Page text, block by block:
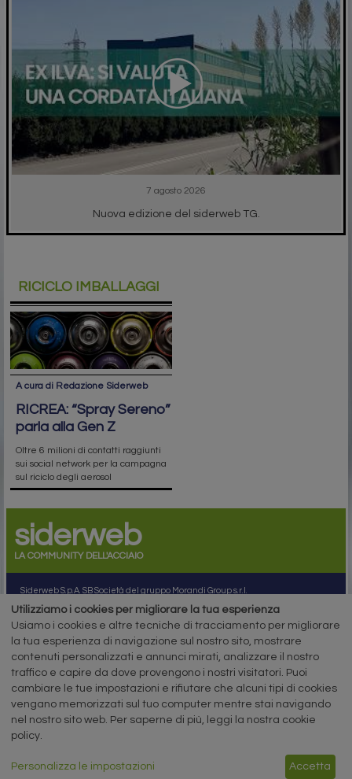
7 agosto 2026
Nuova edizione del siderweb TG.
RICICLO IMBALLAGGI
A cura di Redazione Siderweb
RICREA: “Spray Sereno”
parla alla Gen Z
Oltre 6 milioni di contatti raggiunti
sui social network per la campagna
sul riciclo degli aerosol
siderweb
LA COMMUNITY DELL'ACCIAIO
Siderweb S.p.A. SB Società del gruppo Morandi Group s.r.l.
ISSN 2532-2982
Sede sociale: Flero (Brescia) Via Don Milani 5
+39 030 254 00 06
E.
info@siderweb.com
Copyright siderweb spa sb
Tutti i diritti sono riservati
Privacy policy
Digital Services Act Policy
MENU SEGUICI SUI NOSTRI
Utilizziamo i cookies per migliorare la tua esperienza
Usiamo i cookies e altre tecniche di tracciamento per migliorare
la tua esperienza di navigazione sul nostro sito, mostrare
contenuti personalizzati e annunci mirati, analizzare il nostro
traffico e capire da dove provengono i nostri visitatori. Puoi
cambiare le tue impostazioni e rifiutare che alcuni tipi di cookies
vengano memorizzati sul tuo computer mentre stai navigando
nel nostro sito web. Per saperne di più, leggi la nostra cookie
policy.
Personalizza le impostazioni Accetta